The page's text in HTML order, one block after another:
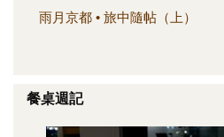
雨月京都 • 旅中隨帖（上）
餐桌週記